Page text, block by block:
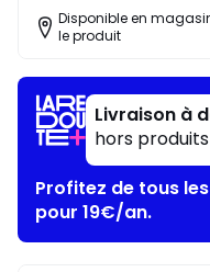
Disponible en
le produit
Livraison à
hors
Profitez de tous
pour 19€/an.